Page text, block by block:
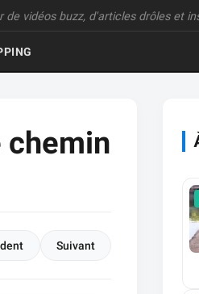
de vidéos buzz, d'articles drôles et
chemin
Suivant